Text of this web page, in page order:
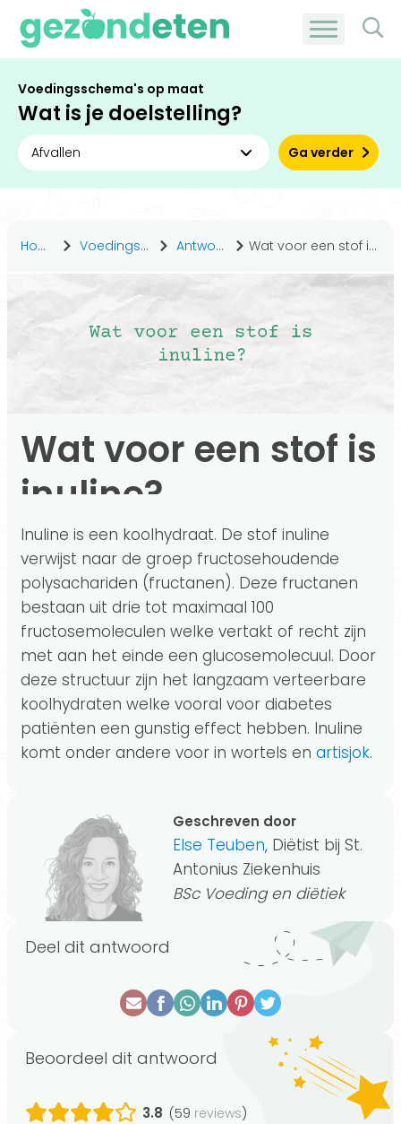
Voedingsschema's op maat
Wat is je doelstelling?
Ga verder
Home Voedingsstoffen Antwoorden Wat voor een stof is inuline?
Wat voor een stof is
inuline?
Inuline is een koolhydraat. De stof inuline
verwijst naar de groep fructosehoudende
polysachariden (fructanen). Deze fructanen
bestaan uit drie tot maximaal 100
fructosemoleculen welke vertakt of recht zijn
met aan het einde een glucosemolecuul. Door
deze structuur zijn het langzaam verteerbare
koolhydraten welke vooral voor diabetes
patiënten een gunstig effect hebben. Inuline
komt onder andere voor in wortels en artisjok.
Geschreven door
Else Teuben, Diëtist bij St.
Antonius Ziekenhuis
BSc Voeding en diëtiek
Deel dit antwoord
Beoordeel dit antwoord
3.8 (59 reviews)